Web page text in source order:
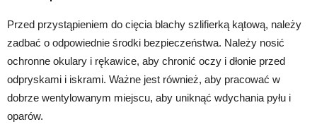
Przed przystąpieniem do cięcia blachy szlifierką kątową, należy
zadbać o odpowiednie środki bezpieczeństwa. Należy nosić
ochronne okulary i rękawice, aby chronić oczy i dłonie przed
odpryskami i iskrami. Ważne jest również, aby pracować w
dobrze wentylowanym miejscu, aby uniknąć wdychania pyłu i
oparów.